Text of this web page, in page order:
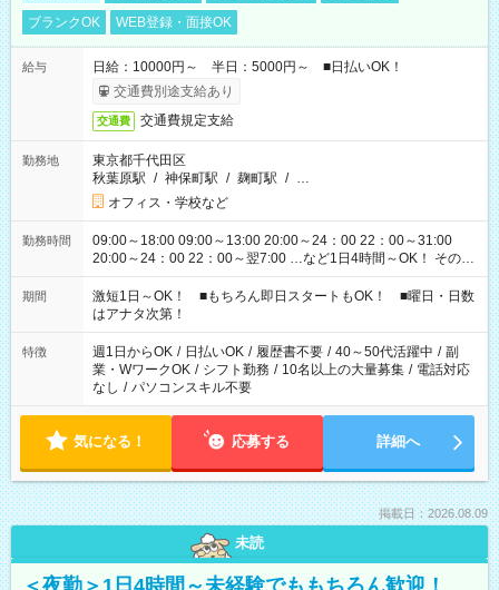
ブランクOK
WEB登録・面接OK
給与
日給：10000円～ 半日：5000円～ ■日払いOK！
交通費別途支給あり
交通費 交通費規定支給
勤務地
東京都千代田区
秋葉原駅 / 神保町駅 / 麹町駅 / …
オフィス・学校など
勤務時間
09:00～18:00 09:00～13:00 20:00～24：00 22：00～31:00
20:00～24：00 22：00～翌7:00 …など1日4時間～OK！ その他
シフトもございます！ お気軽にご相談ください！
期間
激短1日～OK！ ■もちろん即日スタートもOK！ ■曜日・日数
はアナタ次第！
特徴 週1日からOK / 日払いOK / 履歴書不要 / 40～50代活躍中 / 副
業・WワークOK / シフト勤務 / 10名以上の大量募集 / 電話対応
なし / パソコンスキル不要
気になる！ 応募する 詳細へ
掲載日：2026.08.09
未読
＜夜勤＞1日4時間～未経験でももちろん歓迎！